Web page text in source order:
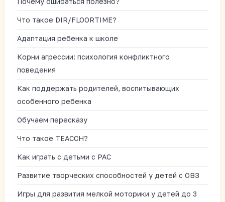
Что такое DIR/FLOORTIME?
Адаптация ребенка к школе
Корни агрессии: психология конфликтного
поведения
Как поддержать родителей, воспитывающих
особенного ребенка
Обучаем пересказу
Что такое TEACCH?
Как играть с детьми с РАС
Развитие творческих способностей у детей с ОВЗ
Игры для развития мелкой моторики у детей до 3